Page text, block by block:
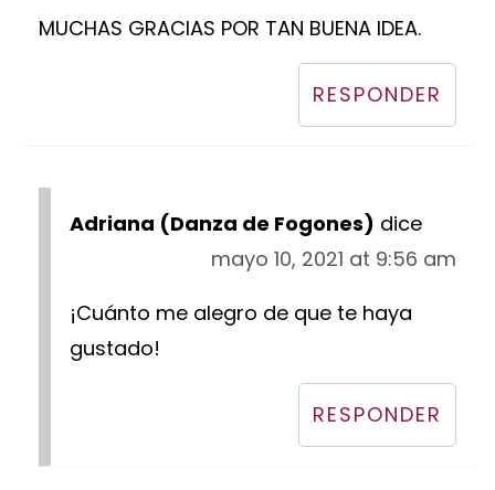
MUCHAS GRACIAS POR TAN BUENA IDEA.
RESPONDER
Adriana (Danza de Fogones) dice
mayo 10, 2021 at 9:56 am
¡Cuánto me alegro de que te haya
gustado!
RESPONDER